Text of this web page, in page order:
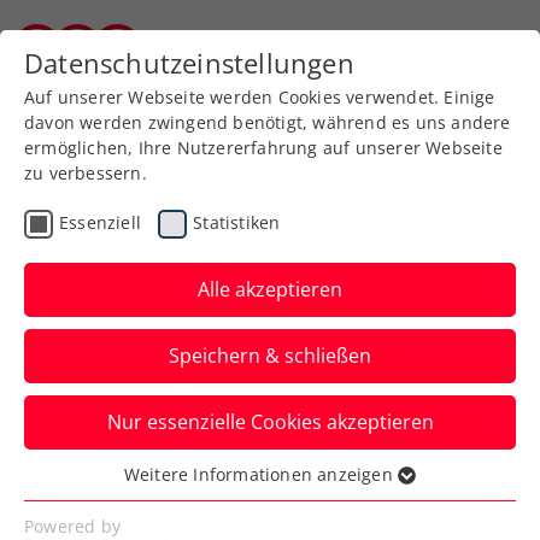
Zurück zur Newsübersicht
Rollstuhltennis
Verbands-Info
Charity-Doppel bringt
9000 Euro für „RETTET
DAS KIND – Burgenland“
Datenschutzeinstellungen
Auf unserer Webseite werden Cookies verwendet. Einige
davon werden zwingend benötigt, während es uns andere
ermöglichen, Ihre Nutzererfahrung auf unserer Webseite
zu verbessern.
Essenziell Statistiken
Alle akzeptieren
Speichern & schließen
Nur essenzielle Cookies akzeptieren
Essenziell
Essenzielle Cookies werden für grundlegende
Weitere Informationen anzeigen
Powered by